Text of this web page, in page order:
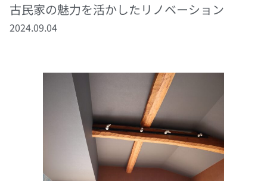
古民家の魅力を活かしたリノベーション
2024.09.04